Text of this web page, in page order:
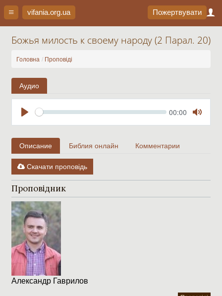
vifania.org.ua Пожертвувати
Божья милость к своему народу (2 Парал. 20)
Головна Проповіді
Аудио
Seek Current
00:00
Mute
Описание Библия онлайн Комментарии
Скачати проповідь
Проповідник
Александр Гаврилов